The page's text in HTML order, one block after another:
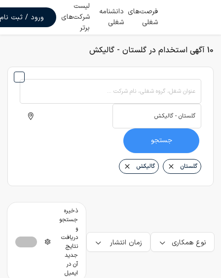
فرصت‌های
شغلی
دانشنامه
شغلی
لیست
شرکت‌های
برتر
ورود / ثبت نام
10 آگهی استخدام در گلستان - گالیکش
عنوان شغل، گروه شغلی، نام شرکت ...
جستجو
گلستان گالیکش
نوع همکاری زمان انتشار
ذخیره
جستجو
و
دریافت
نتایج
جدید
آن در
ایمیل